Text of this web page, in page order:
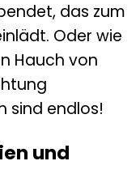
das zum
Oder wie
Hauch von
sind endlos!
und